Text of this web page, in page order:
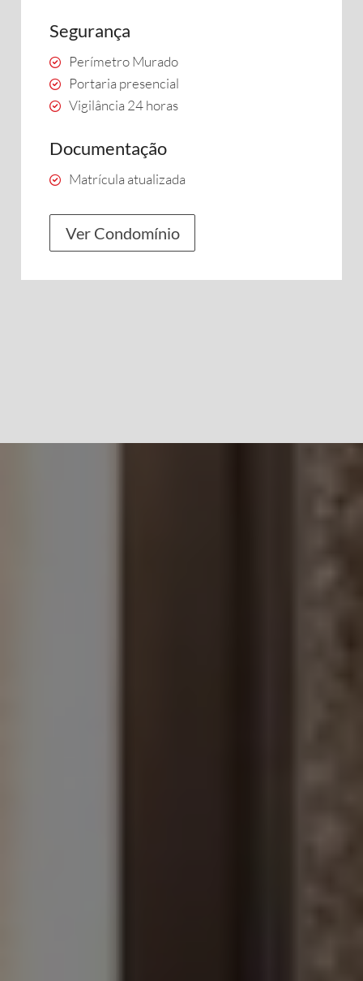
Segurança
Perímetro Murado
Portaria presencial
Vigilância 24 horas
Documentação
Matrícula atualizada
Ver Condomínio